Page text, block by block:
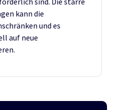
kann die
und es
auf neue